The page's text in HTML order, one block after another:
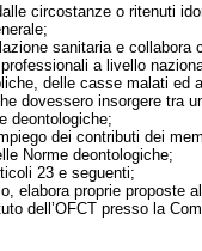
circostanze o ritenuti
sanitaria e
a livello
delle casse malati
dovessero insorgere tra
deontologiche;
dei contributi dei
Norme deontologiche;
23 e seguenti;
elabora proprie proposte
dell’OFCT presso la